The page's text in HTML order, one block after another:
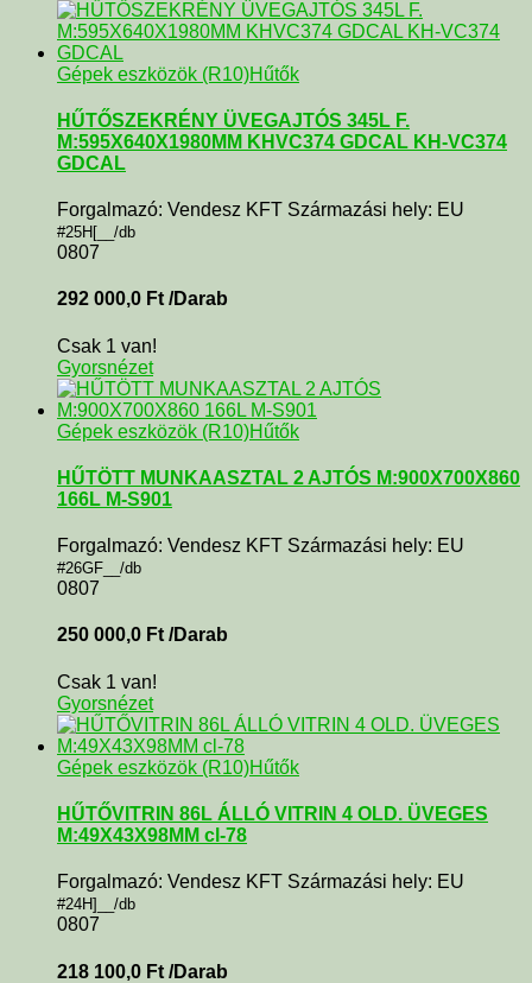
Gépek eszközök (R10)Hűtők
HŰTŐSZEKRÉNY ÜVEGAJTÓS 345L F.
M:595X640X1980MM KHVC374 GDCAL KH-VC374
GDCAL
Forgalmazó: Vendesz KFT Származási hely: EU
#25H[__/db
0807
292 000,0 Ft /Darab
Csak 1 van!
Gyorsnézet
Gépek eszközök (R10)Hűtők
HŰTÖTT MUNKAASZTAL 2 AJTÓS M:900X700X860
166L M-S901
Forgalmazó: Vendesz KFT Származási hely: EU
#26GF__/db
0807
250 000,0 Ft /Darab
Csak 1 van!
Gyorsnézet
Gépek eszközök (R10)Hűtők
HŰTŐVITRIN 86L ÁLLÓ VITRIN 4 OLD. ÜVEGES
M:49X43X98MM cl-78
Forgalmazó: Vendesz KFT Származási hely: EU
#24H]__/db
0807
218 100,0 Ft /Darab